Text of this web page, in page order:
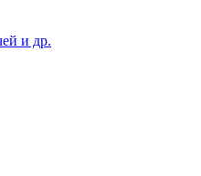
и др.